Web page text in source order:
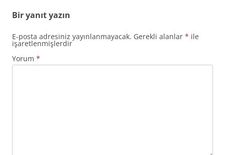
Bir yanıt yazın
E-posta adresiniz yayınlanmayacak. Gerekli alanlar * ile
işaretlenmişlerdir
Yorum *